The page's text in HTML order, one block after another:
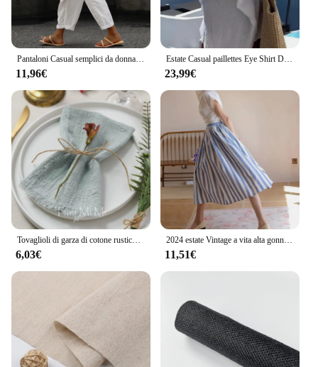
11,96€
Estate Casual paillettes Eye Shirt Dress donna Fashiona Beach Style bottone allentato protezione solare cotone lino camicia Dress donna
23,99€
6,03€
2024 estate Vintage a vita alta gonna a righe stile spiaggia a-line cotone lino gonna donna Casual elastico forza signore gonne
11,51€